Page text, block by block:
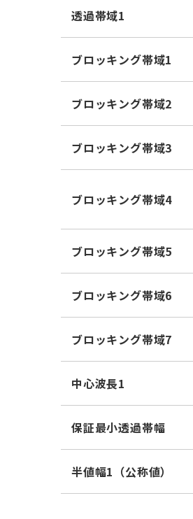
透過帯域1
ブロッキング帯域1
ブロッキング帯域2
ブロッキング帯域3
ブロッキング帯域4
ブロッキング帯域5
ブロッキング帯域6
ブロッキング帯域7
中心波長1
保証最小透過帯幅
半値幅1（公称値）